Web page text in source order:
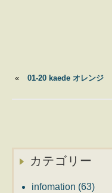
« 01-20 kaede オレンジ
カテゴリー
infomation (63)